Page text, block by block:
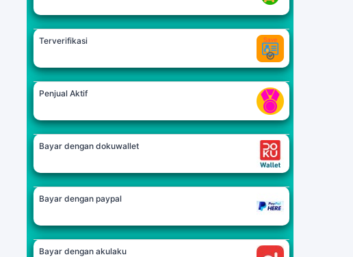
Terverifikasi
Penjual Aktif
Bayar dengan dokuwallet
Bayar dengan paypal
Bayar dengan akulaku